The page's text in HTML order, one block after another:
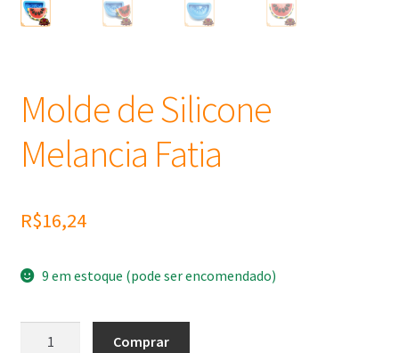
Óleos
Molde de Silicone
Melancia Fatia
R$16,24
9 em estoque (pode ser encomendado)
Comprar